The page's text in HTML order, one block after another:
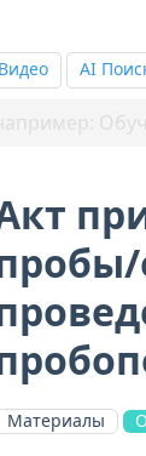
Видео AI
Материалы